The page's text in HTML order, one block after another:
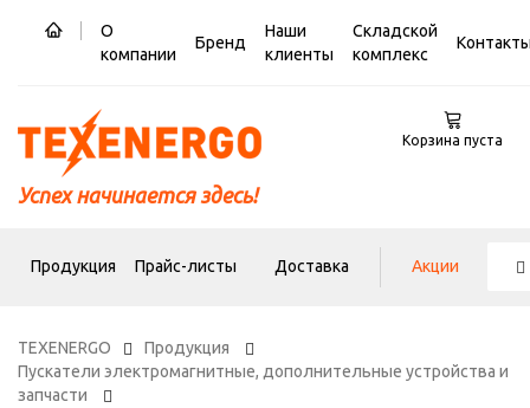
О
компании
Бренд
Наши
клиенты
Складской
комплекс
Успех начинается здесь!
Корзина пуста
Продукция Прайс-листы Доставка Акции
TEXENERGO
Продукция
Пускатели электромагнитные, дополнительные устройства и
запчасти